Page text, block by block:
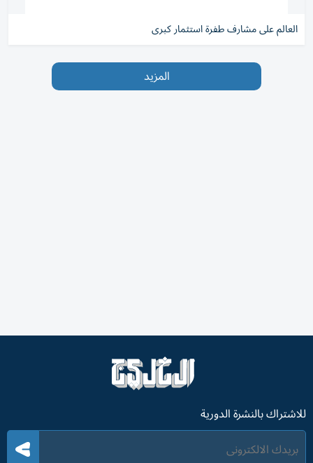
العالم على مشارف طفرة استثمار كبرى
المزيد
للاشتراك بالنشرة الدورية